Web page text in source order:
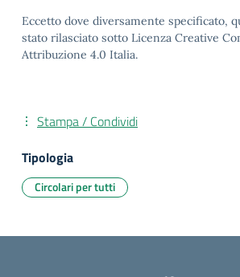
Eccetto dove diversamente specificato,
stato rilasciato sotto Licenza Creative
Attribuzione 4.0 Italia.
Stampa / Condividi
Tipologia
Circolari per tutti